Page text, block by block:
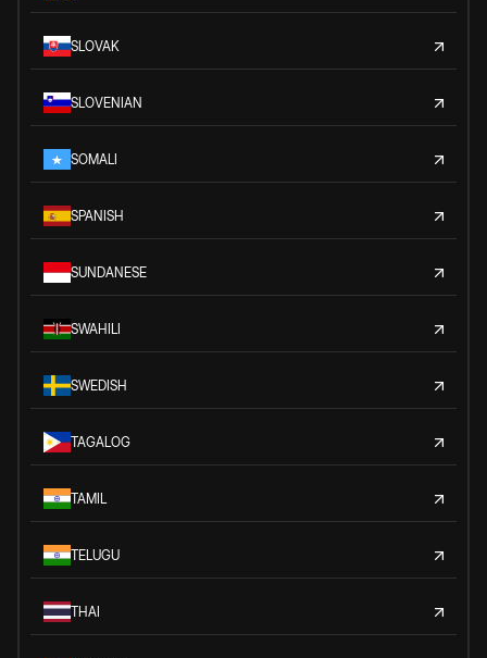
SLOVAK
SLOVENIAN
SOMALI
SPANISH
SUNDANESE
SWAHILI
SWEDISH
TAGALOG
TAMIL
TELUGU
THAI